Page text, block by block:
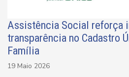
Assistência Social reforça
transparência no Cadastro
Família
19 Maio 2026